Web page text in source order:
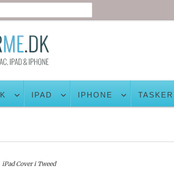
IPAD IPHONE TASKER
iPad Cover i Tweed